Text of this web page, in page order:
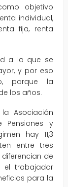
objetivo
individual,
fija, renta
a la que se
y por eso
porque la
los años.
Asociación
Pensiones y
hay 11,3
entre tres
de
trabajador
para la